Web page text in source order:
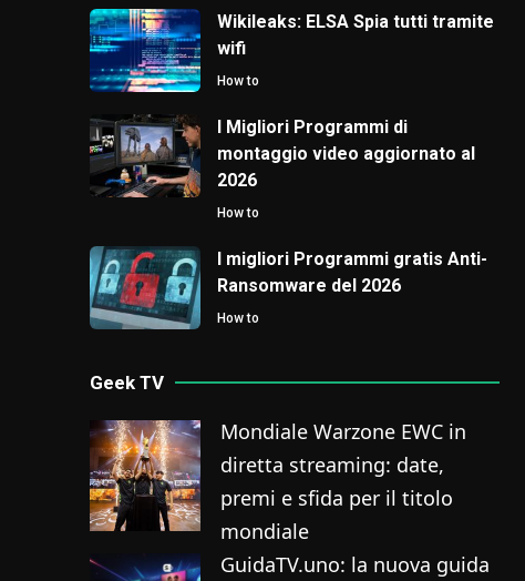
Wikileaks: ELSA Spia tutti tramite
wifi
How to
I Migliori Programmi di
montaggio video aggiornato al
2026
How to
I migliori Programmi gratis Anti-
Ransomware del 2026
How to
Geek TV
Mondiale Warzone EWC in
diretta streaming: date,
premi e sfida per il titolo
mondiale
GuidaTV.uno: la nuova guida